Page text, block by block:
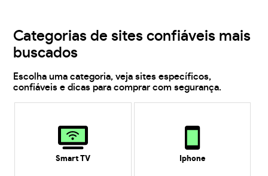
Categorias de sites confiáveis mais
buscados
Escolha uma categoria, veja sites específicos,
confiáveis e dicas para comprar com segurança.
Smart TV Iphone